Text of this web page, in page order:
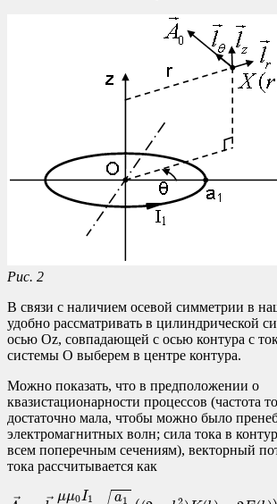
Рис. 2
В связи с наличием осевой симметрии в
удобно рассматривать в цилиндрической
осью Oz, совпадающей с осью контура с
системы O выберем в центре контура.
Можно показать, что в предположении о
квазистационарности процессов (частота
достаточно мала, чтобы можно было
электромагнитных волн; сила тока в
всем поперечным сечениям), векторный
тока рассчитывается как
μμ0I1 a1
A →=lθ→